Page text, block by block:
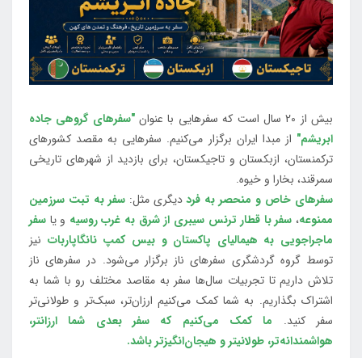
بیش از 20 سال است که سفرهایی با عنوان
"سفرهای گروهی جاده
ابریشم" از مبدا ایران برگزار می‌کنیم. سفرهایی به مقصد کشورهای
ترکمنستان، ازبکستان و تاجیکستان، برای بازدید از شهرهای تاریخی
سمرقند، بخارا و خیوه.
سفرهای خاص و منحصر به فرددیگری مثل:سفر به تبت سرزمین
ممنوعه، سفر با قطار ترنس سیبری از شرق به غرب روسیه و یا سفر
ماجراجویی به هیمالیای پاکستان و بیس کمپ نانگاپاربات نیز
توسط گروه گردشگری سفرهای ناز برگزار می‌شود. در سفرهای ناز
تلاش داریم تا تجربیات سال‌ها سفر به مقاصد مختلف رو با شما به
اشتراک بگذاریم. به شما کمک می‌کنیم ارزان‌تر، سبک‌تر و طولانی‌تر
سفر کنید. ما کمک می‌کنیم که سفر بعدی شما ارزانتر،
هواشمندانه‌تر، طولانی‎تر و هیجان‌انگیزتر باشد.